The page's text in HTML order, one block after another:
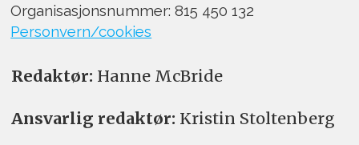
Organisasjonsnummer: 815 450 132
Personvern/cookies
Redaktør: Hanne McBride
Ansvarlig redaktør: Kristin Stoltenberg